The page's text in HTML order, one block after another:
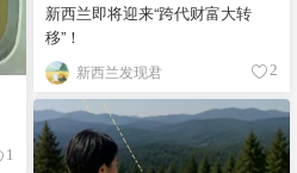
新西兰即将迎来“跨代财富大转
移”！
新西兰发现君 2
1